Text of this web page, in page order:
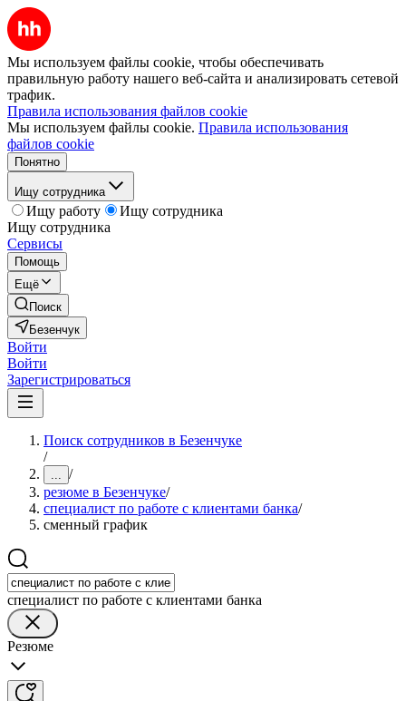
Мы используем файлы cookie, чтобы обеспечивать
правильную работу нашего веб-сайта и анализировать сетевой
трафик.
Правила использования файлов cookie
Мы используем файлы cookie. Правила использования
файлов cookie
Понятно
Ищу сотрудника
Ищу работу
Ищу сотрудника
Ищу сотрудника
Сервисы
Помощь
Ещё
Поиск
Безенчук
Войти
Войти
Зарегистрироваться
Поиск сотрудников в Безенчуке
/
... /
резюме в Безенчуке/
специалист по работе с клиентами банка/
сменный график
специалист по работе с клиентами банка
Резюме